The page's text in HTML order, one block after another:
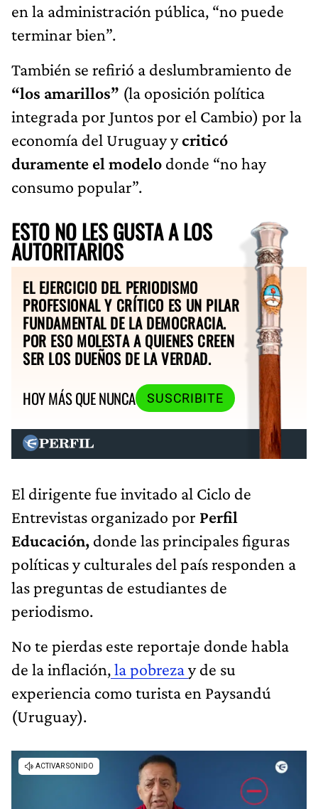
en la administración pública, “no puede
terminar bien”.
También se refirió a deslumbramiento de
“los amarillos” (la oposición política
integrada por Juntos por el Cambio) por la
economía del Uruguay ycriticó
duramente el modelo donde “no hay
consumo popular”.
ESTO NO LES GUSTA A LOS
AUTORITARIOS
EL EJERCICIO DEL PERIODISMO
PROFESIONAL Y CRÍTICO ES UN PILAR
FUNDAMENTAL DE LA DEMOCRACIA.
POR ESO MOLESTA A QUIENES CREEN
SER LOS DUEÑOS DE LA VERDAD.
HOY MÁS QUE NUNCA
SUSCRIBITE
El dirigente fue invitado al Ciclo de
Entrevistas organizado por Perfil
Educación, donde las principales figuras
políticas y culturales del país responden a
las preguntas de estudiantes de
periodismo.
No te pierdas este reportaje donde habla
de la inflación,la pobrezay de su
experiencia como turista en Paysandú
(Uruguay).